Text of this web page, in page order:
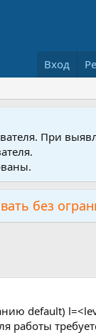
Вход
При
без
default)